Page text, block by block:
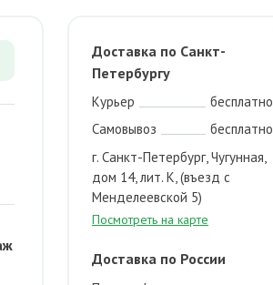
Доставка по Санкт-
Петербургу
Курьер
бесплатно
Самовывоз
бесплатно
г. Санкт-Петербург, Чугунная,
дом 14, лит. К, (въезд с
Менделеевской 5)
Посмотреть на карте
Доставка по России